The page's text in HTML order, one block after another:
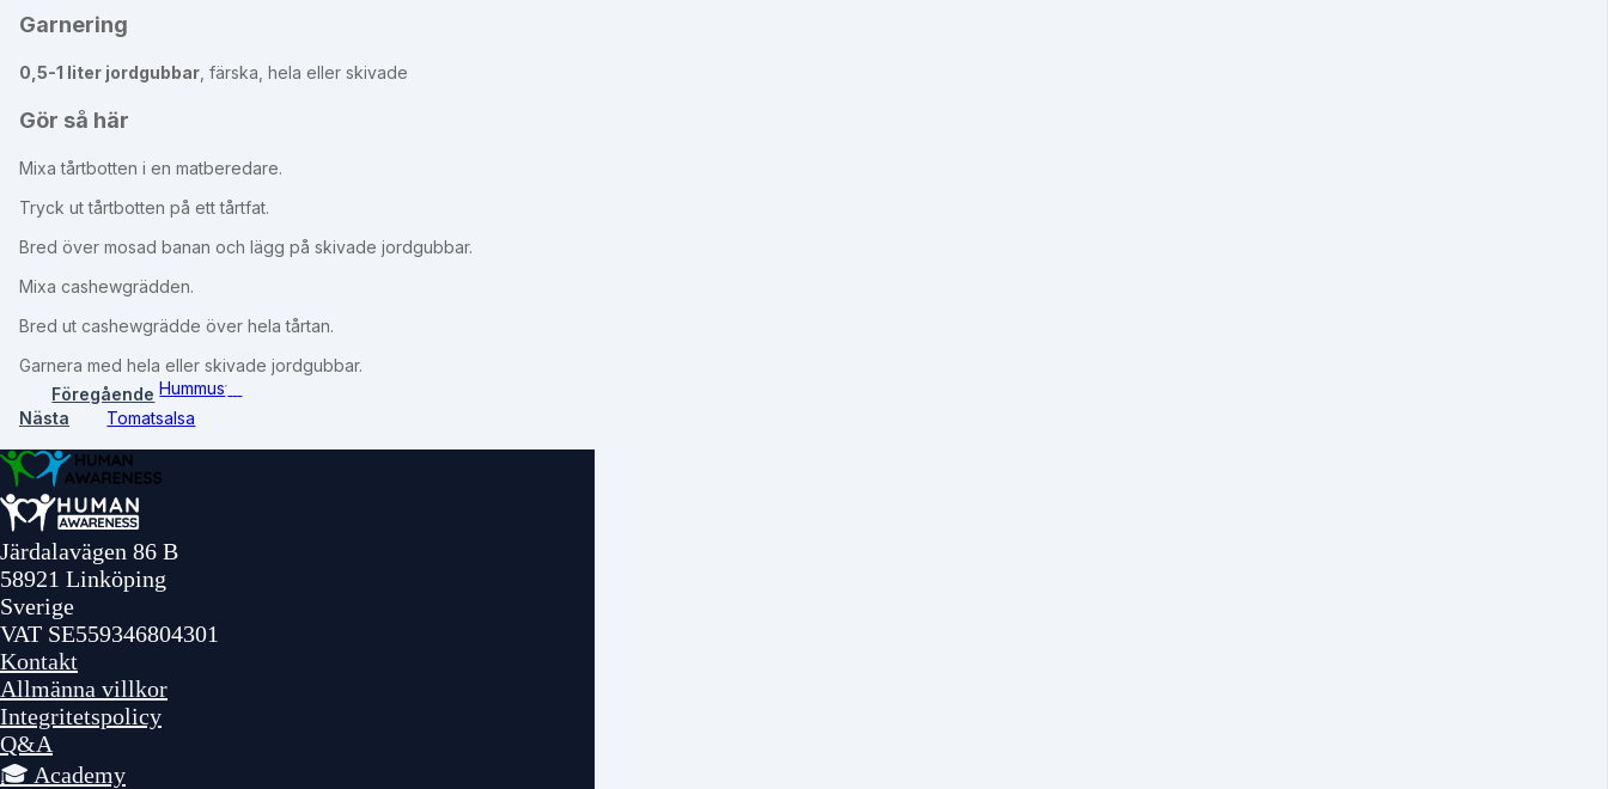
Garnering
0,5-1 liter jordgubbar , färska, hela eller skivade
Gör så här
Mixa tårtbotten i en matberedare.
Tryck ut tårtbotten på ett tårtfat.
Bred över mosad banan och lägg på skivade jordgubbar.
Mixa cashewgrädden.
Bred ut cashewgrädde över hela tårtan.
Garnera med hela eller skivade jordgubbar.
Föregående Hummus
Nästa
Tomatsalsa
Järdalavägen 86 B
58921 Linköping
Sverige
VAT SE559346804301
Kontakt
Allmänna villkor
Integritetspolicy
Q&A
🎓 Academy